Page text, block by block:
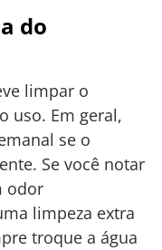
do
limpar o
uso. Em geral,
se o
Se você notar
odor
limpeza extra
troque a água